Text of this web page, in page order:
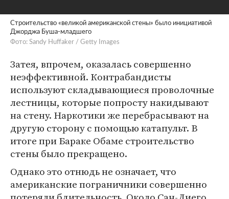
Строительство «великой американской стены» было инициативой
Джорджа Буша-младшего
Фото: Sandy Huffaker / Getty Images
Затея, впрочем, оказалась совершенно
неэффективной. Контрабандисты
используют складывающиеся проволочные
лестницы, которые попросту накидывают
на стену. Наркотики же перебрасывают на
другую сторону с помощью катапульт. В
итоге при Бараке Обаме строительство
стены было прекращено.
Однако это отнюдь не означает, что
американские пограничники совершенно